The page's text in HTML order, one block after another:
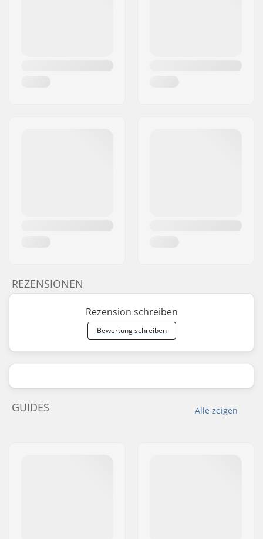
REZENSIONEN
Rezension schreiben
Bewertung schreiben
Alle zeigen
GUIDES